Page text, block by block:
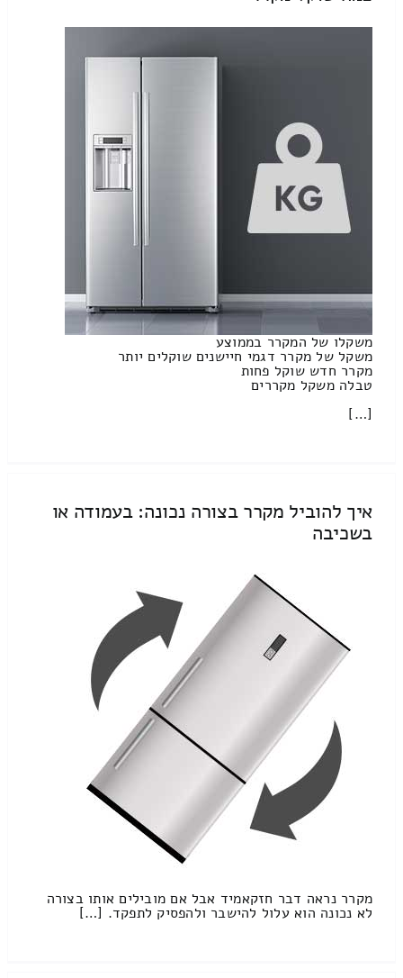
משקלו של המקרר בממוצע
משקל של מקרר דגמי חיישנים שוקלים יותר
מקרר חדש שוקל פחות
טבלה משקל מקררים
[…]
איך להוביל מקרר בצורה נכונה: בעמודה או
בשכיבה
מקרר נראה דבר חזקאמיד אבל אם מובילים אותו בצורה
לא נכונה הוא עלול להישבר ולהפסיק לתפקד. […]